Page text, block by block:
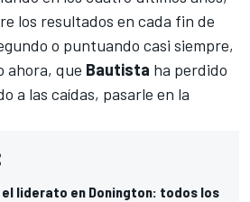
los resultados en cada fin de
o puntuando casi siempre,
ahora, que Bautista ha perdido
a las caídas, pasarle en la
liderato en Donington: todos los